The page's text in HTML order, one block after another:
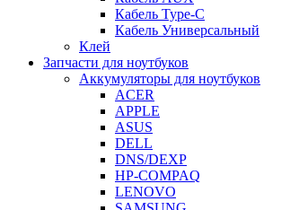
Кабель Type-C
Кабель Универсальный
Клей
Запчасти для ноутбуков
Аккумуляторы для ноутбуков
ACER
APPLE
ASUS
DELL
DNS/DEXP
HP-COMPAQ
LENOVO